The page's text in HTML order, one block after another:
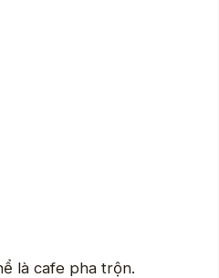
là cafe pha trộn.